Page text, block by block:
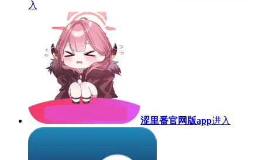
入
涩里番官网版app进入